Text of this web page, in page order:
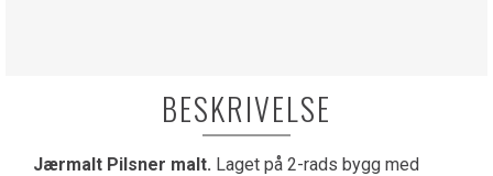
BESKRIVELSE
Jærmalt Pilsner malt. Laget på 2-rads bygg med